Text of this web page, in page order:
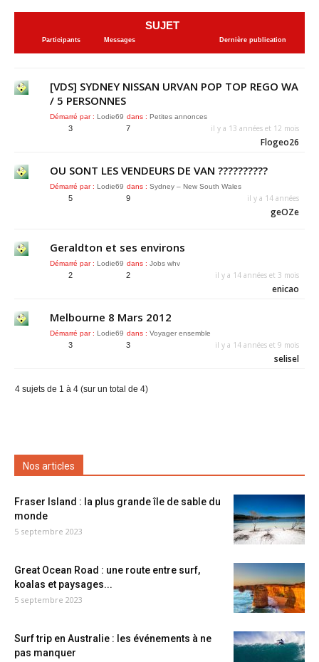
SUJET
Participants Messages Dernière publication
[VDS] SYDNEY NISSAN URVAN POP TOP REGO WA
/ 5 PERSONNES
Démarré par : Lodie69 dans : Petites annonces
3 7 il y a 13 années et 12 mois
Flogeo26
OU SONT LES VENDEURS DE VAN ??????????
Démarré par : Lodie69 dans : Sydney – New South Wales
5 9 il y a 14 années
geOZe
Geraldton et ses environs
Démarré par : Lodie69 dans : Jobs whv
2 2 il y a 14 années et 3 mois
enicao
Melbourne 8 Mars 2012
Démarré par : Lodie69 dans : Voyager ensemble
3 3 il y a 14 années et 9 mois
selisel
4 sujets de 1 à 4 (sur un total de 4)
Nos articles
Fraser Island : la plus grande île de sable du
monde
5 septembre 2023
Great Ocean Road : une route entre surf,
koalas et paysages...
5 septembre 2023
Surf trip en Australie : les événements à ne
pas manquer